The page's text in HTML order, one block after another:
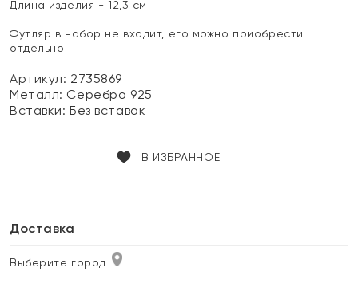
Длина изделия - 12,3 см
Футляр в набор не входит, его можно приобрести
отдельно
Артикул: 2735869
Металл: Серебро 925
Вставки:Без вставок
В ИЗБРАННОЕ
Доставка
Выберите город